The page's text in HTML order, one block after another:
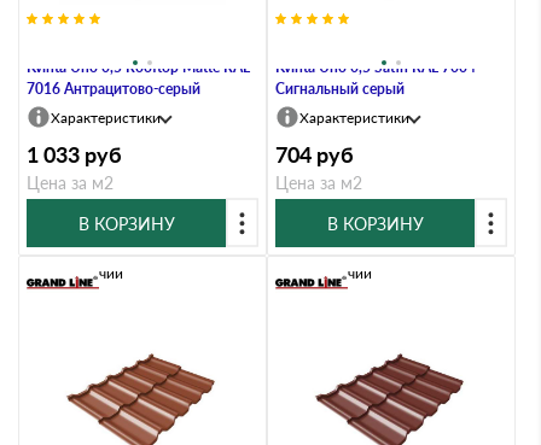
Kvinta Uno 0,5 Rooftop Matte RAL
7016 Антрацитово-серый
Характеристики
1 033 руб
Цена за м2
В КОРЗИНУ
Kvinta Uno 0,5 Satin RAL 7004
Сигнальный серый
Характеристики
704 руб
Цена за м2
В КОРЗИНУ
В наличии В наличии